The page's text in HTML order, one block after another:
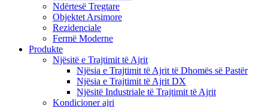
Ndërtesë Tregtare
Objektet Arsimore
Rezidenciale
Fermë Moderne
Produkte
Njësitë e Trajtimit të Ajrit
Njësia e Trajtimit të Ajrit të Dhomës së Pastër
Njësia e Trajtimit të Ajrit DX
Njësitë Industriale të Trajtimit të Ajrit
Kondicioner ajri